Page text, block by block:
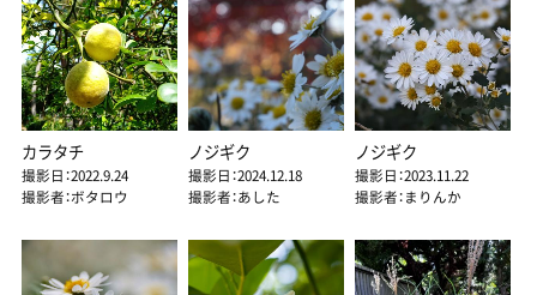
カラタチ
撮影日：2022.9.24
撮影者：ボタロウ
ノジギク
撮影日：2024.12.18
撮影者：あした
ノジギク
撮影日：2023.11.22
撮影者：まりんか